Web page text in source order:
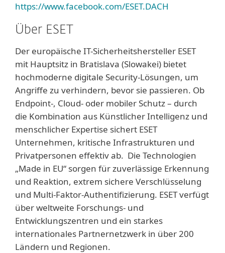
https://www.facebook.com/ESET.DACH
Über ESET
Der europäische IT-Sicherheitshersteller ESET
mit Hauptsitz in Bratislava (Slowakei) bietet
hochmoderne digitale Security-Lösungen, um
Angriffe zu verhindern, bevor sie passieren. Ob
Endpoint-, Cloud- oder mobiler Schutz – durch
die Kombination aus Künstlicher Intelligenz und
menschlicher Expertise sichert ESET
Unternehmen, kritische Infrastrukturen und
Privatpersonen effektiv ab. Die Technologien
„Made in EU“ sorgen für zuverlässige Erkennung
und Reaktion, extrem sichere Verschlüsselung
und Multi-Faktor-Authentifizierung. ESET verfügt
über weltweite Forschungs- und
Entwicklungszentren und ein starkes
internationales Partnernetzwerk in über 200
Ländern und Regionen.